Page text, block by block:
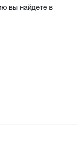
вы найдете в